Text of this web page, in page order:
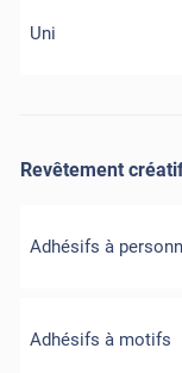
Uni
Revêtement
Adhésifs à
Adhésifs à motifs